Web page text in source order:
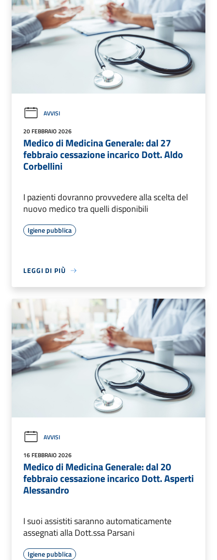
AVVISI
20 FEBBRAIO 2026
Medico di Medicina Generale: dal 27
febbraio cessazione incarico Dott. Aldo
Corbellini
I pazienti dovranno provvedere alla scelta del
nuovo medico tra quelli disponibili
Igiene pubblica
LEGGI DI PIÙ
AVVISI
16 FEBBRAIO 2026
Medico di Medicina Generale: dal 20
febbraio cessazione incarico Dott. Asperti
Alessandro
I suoi assistiti saranno automaticamente
assegnati alla Dott.ssa Parsani
Igiene pubblica